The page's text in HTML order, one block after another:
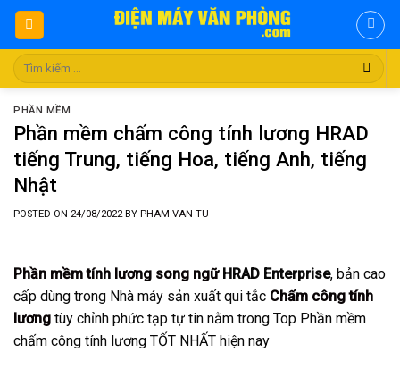
Skip
content
Tìm
kiếm:
PHẦN MỀM
Phần mềm chấm công tính lương HRAD
tiếng Trung, tiếng Hoa, tiếng Anh, tiếng
Nhật
POSTED ON 24/08/2022BY PHAM VAN TU
Phần mềm tính lương song ngữ HRAD Enterprise, bản cao
cấp dùng trong Nhà máy sản xuất qui tắc Chấm công tính
lương tùy chỉnh phức tạp tự tin nằm trong Top Phần mềm
chấm công tính lương TỐT NHẤT hiện nay